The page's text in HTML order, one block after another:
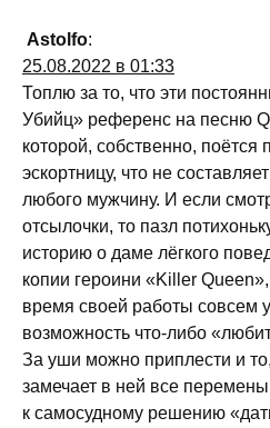
Astolfo:
25.08.2022 в 01:33
Топлю за то, что эти
Убийц» референс на песню
которой, собственно, поётся
эскортницу, что не
любого мужчину. И если
отсылочки, то пазл
историю о даме лёгкого
копии героини «Killer
время своей работы совсем
возможность что-либо
За уши можно приплести и
замечает в ней все
к самосудному решению